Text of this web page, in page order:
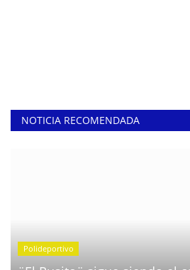
NOTICIA RECOMENDADA
Polideportivo